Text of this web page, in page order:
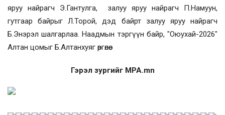
яруу найрагч Э.Гантулга, залуу яруу найрагч П.Намуун,
гутгаар байрыг Л.Торой, дэд байрт залуу яруу найрагч
Б.Энэрэл шалгарлаа. Наадмын тэргүүн байр, "Оюухай-2026"
Алтан цомыг Б.Алтанхуяг өргөлөө.
Гэрэл зургийг MPA.mn